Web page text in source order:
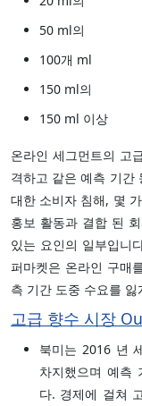
50 ml의
100개 ml
150 ml의
150 ml 이상
온라인 세그먼트의 고
격하고 같은 예측 기간
대한 소비자 침해, 몇
홍보 활동과 결합 된
있는 요인의 일부입니
퍼마켓은 온라인 구매
측 기간 도중 수요를 잃
고급 향수 시장
북미는 2016 년
차지했으며 예측
다. 경제에 걸쳐